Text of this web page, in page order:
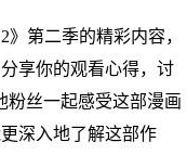
第二季的精彩内容，
享你的观看心得，讨
粉丝一起感受这部漫画
深入地了解这部作